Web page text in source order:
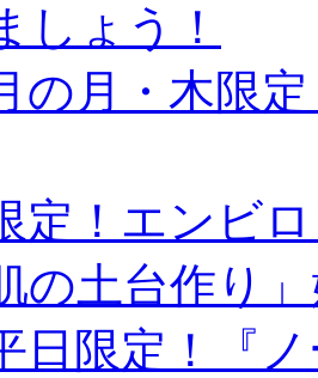
しょう！
の月・木限
定！エンビ
の土台作り
日限定！『